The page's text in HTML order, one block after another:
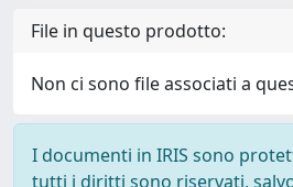
File in questo prodotto:
Non ci sono file associati a
I documenti in IRIS sono
tutti i diritti sono riservati,